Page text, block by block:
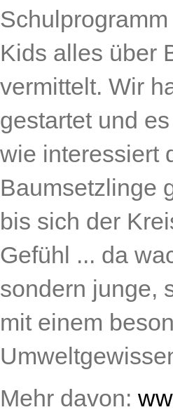
Schulprogramm
Kids alles über
vermittelt. Wir
gestartet und
wie interessiert
Baumsetzlinge
bis sich der
Gefühl ... da
sondern junge,
mit einem
Mehr davon: